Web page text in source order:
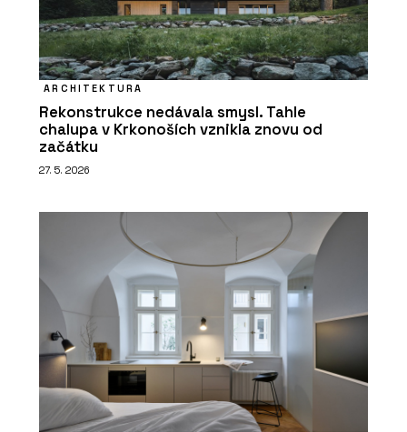
ARCHITEKTURA
Rekonstrukce nedávala smysl. Tahle
chalupa v Krkonoších vznikla znovu od
začátku
27. 5. 2026